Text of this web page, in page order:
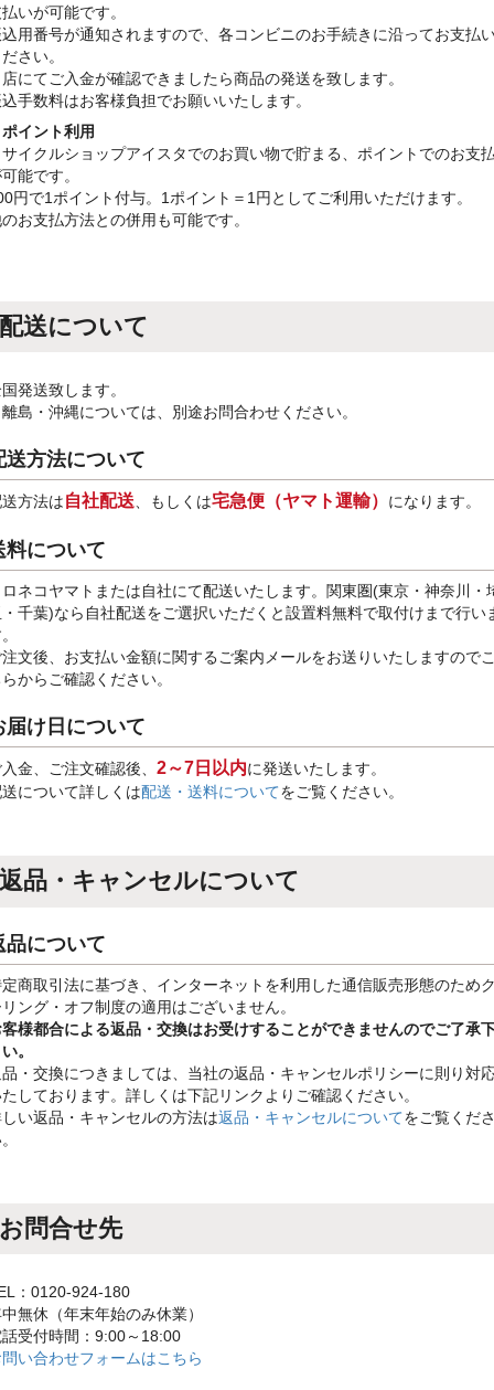
いが可能です。
用番号が通知されますので、各コンビニのお手続きに沿ってお支払
さい。
にてご入金が確認できましたら商品の発送を致します。
手数料はお客様負担でお願いいたします。
イント利用
イクルショップアイスタでのお買い物で貯まる、ポイントでのお支
能です。
円で1ポイント付与。1ポイント＝1円としてご利用いただけます。
お支払方法との併用も可能です。
配送について
発送致します。
島・沖縄については、別途お問合わせください。
送方法について
方法は自社配送、もしくは宅急便（ヤマト運輸） になります。
料について
ネコヤマトまたは自社にて配送いたします。関東圏(東京・神奈川・
千葉)なら自社配送をご選択いただくと設置料無料で取付けまで行い
文後、お支払い金額に関するご案内メールをお送りいたしますので
からご確認ください。
届け日について
金、ご注文確認後、 2～7日以内に発送いたします。
について詳しくは配送・送料についてをご覧ください。
返品・キャンセルについて
品について
商取引法に基づき、インターネットを利用した通信販売形態のため
ング・オフ制度の適用はございません。
様都合による返品・交換はお受けすることができませんのでご了承
。
・交換につきましては、当社の返品・キャンセルポリシーに則り対
しております。詳しくは下記リンクよりご確認ください。
い返品・キャンセルの方法は返品・キャンセルについてをご覧くだ
お問合せ先
：0120-924-180
無休（年末年始のみ休業）
受付時間：9:00～18:00
い合わせフォームはこちら